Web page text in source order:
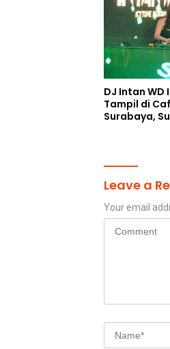
DJ Intan WD
Tampil di
Surabaya,
Leave a
Your email